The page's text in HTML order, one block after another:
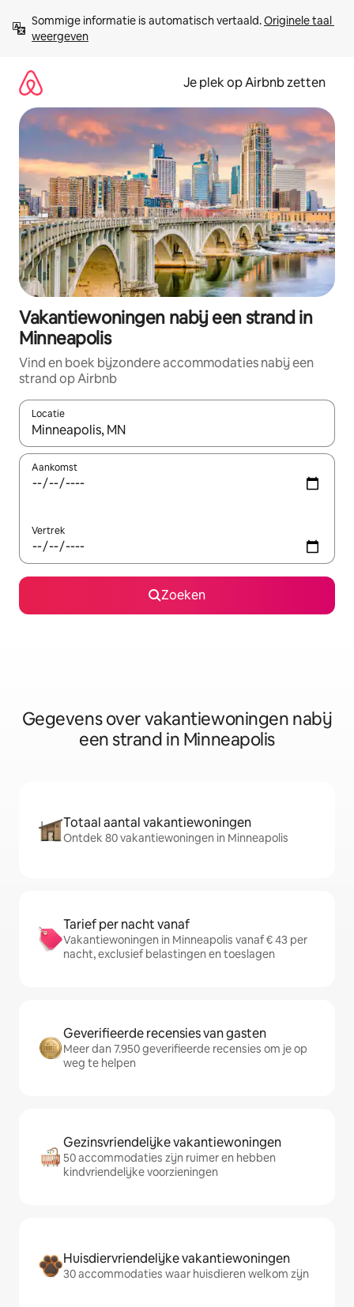
direct
naar
Sommige informatie is automatisch vertaald. Originele taal
weergeven
Je plek op Airbnb zetten
Vakantiewoningen nabij een strand in
Minneapolis
Vind en boek bijzondere accommodaties nabij een
strand op Airbnb
Locatie
Wanneer er resultaten beschikbaar zijn, maak je een keuze
Aankomst
Vertrek
Zoeken
Gegevens over vakantiewoningen nabij
een strand in Minneapolis
Totaal aantal vakantiewoningen
Ontdek 80 vakantiewoningen in Minneapolis
Tarief per nacht vanaf
Vakantiewoningen in Minneapolis vanaf € 43 per
nacht, exclusief belastingen en toeslagen
Geverifieerde recensies van gasten
Meer dan 7.950 geverifieerde recensies om je op
weg te helpen
Gezinsvriendelijke vakantiewoningen
50 accommodaties zijn ruimer en hebben
kindvriendelijke voorzieningen
Huisdiervriendelijke vakantiewoningen
30 accommodaties waar huisdieren welkom zijn